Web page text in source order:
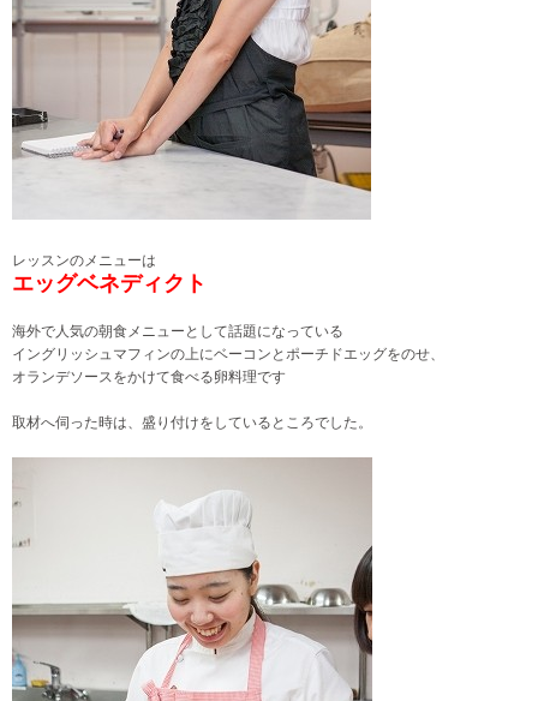
レッスンのメニューは
エッグベネディクト
海外で人気の朝食メニューとして話題になっている
イングリッシュマフィンの上にベーコンとポーチドエッグをのせ、
オランデソースをかけて食べる卵料理です
取材へ伺った時は、盛り付けをしているところでした。